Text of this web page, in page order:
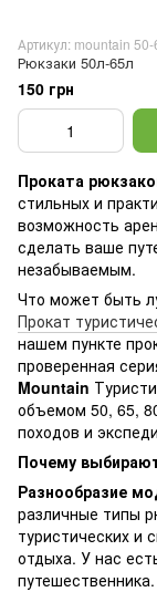
Артикул: mountain 50-
Рюкзаки 50л-65л
150 грн
Проката
стильных и
возможность
сделать ваше
незабываемым.
Что может быть
Прокат
нашем пункте
проверенная
Mountain
объемом 50, 65,
походов и
Почему
Разнообразие
различные типы
туристических и
отдыха. У нас
путешественника.